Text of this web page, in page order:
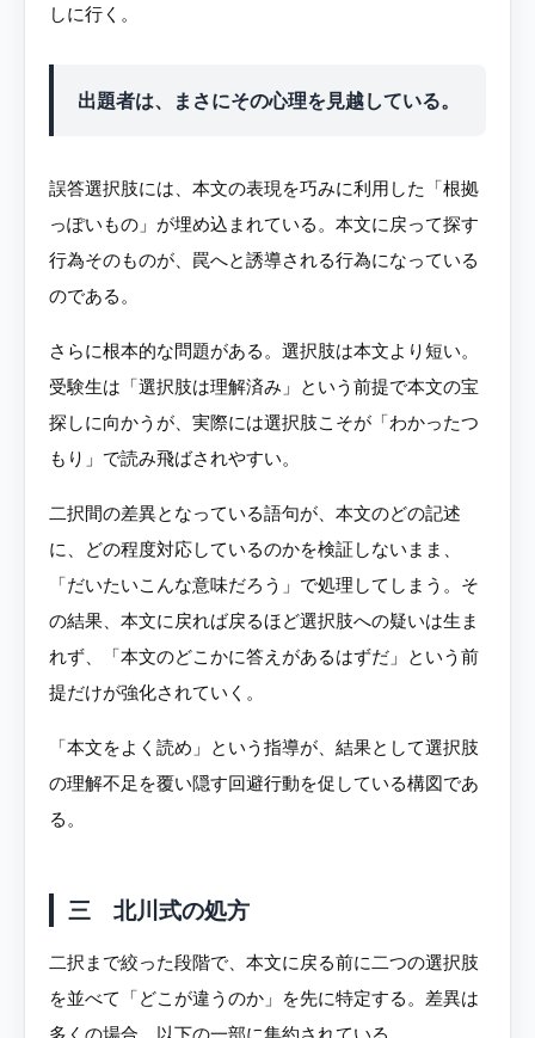
しに行く。
出題者は、まさにその心理を見越している。
誤答選択肢には、本文の表現を巧みに利用した「根拠
っぽいもの」が埋め込まれている。本文に戻って探す
行為そのものが、罠へと誘導される行為になっている
のである。
さらに根本的な問題がある。選択肢は本文より短い。
受験生は「選択肢は理解済み」という前提で本文の宝
探しに向かうが、実際には選択肢こそが「わかったつ
もり」で読み飛ばされやすい。
二択間の差異となっている語句が、本文のどの記述
に、どの程度対応しているのかを検証しないまま、
「だいたいこんな意味だろう」で処理してしまう。そ
の結果、本文に戻れば戻るほど選択肢への疑いは生ま
れず、「本文のどこかに答えがあるはずだ」という前
提だけが強化されていく。
「本文をよく読め」という指導が、結果として選択肢
の理解不足を覆い隠す回避行動を促している構図であ
る。
三 北川式の処方
二択まで絞った段階で、本文に戻る前に二つの選択肢
を並べて「どこが違うのか」を先に特定する。差異は
多くの場合、以下の一部に集約されている。